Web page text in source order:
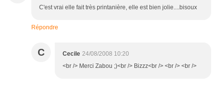
C'est vrai elle fait très printanière, elle est bien jolie....bisoux
Répondre
C Cecile 24/08/2008 10:20
<br /> Merci Zabou ;)<br /> Bizzz<br /> <br /> <br />